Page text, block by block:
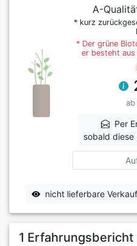
A-
* kurz
* Der grüne
er besteht
ab
Per
sobald
nicht lieferbare
1